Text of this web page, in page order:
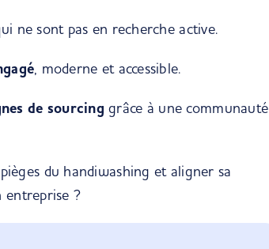
ne sont pas en recherche active.
, moderne et accessible.
de sourcing grâce à une communauté
du handiwashing et aligner sa
entreprise ?